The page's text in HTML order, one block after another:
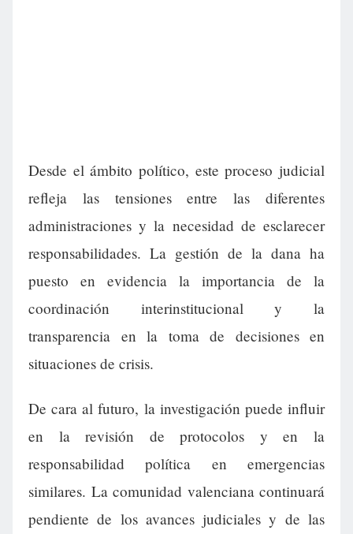
Desde el ámbito político, este proceso judicial
refleja las tensiones entre las diferentes
administraciones y la necesidad de esclarecer
responsabilidades. La gestión de la dana ha
puesto en evidencia la importancia de la
coordinación interinstitucional y la
transparencia en la toma de decisiones en
situaciones de crisis.
De cara al futuro, la investigación puede influir
en la revisión de protocolos y en la
responsabilidad política en emergencias
similares. La comunidad valenciana continuará
pendiente de los avances judiciales y de las